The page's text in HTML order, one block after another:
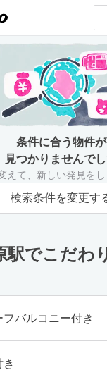
条件に合う物件が
見つかりませんで
えて、新しい発見をし
検索条件を変更す
駅でこだわ
フバルコニー付き
き